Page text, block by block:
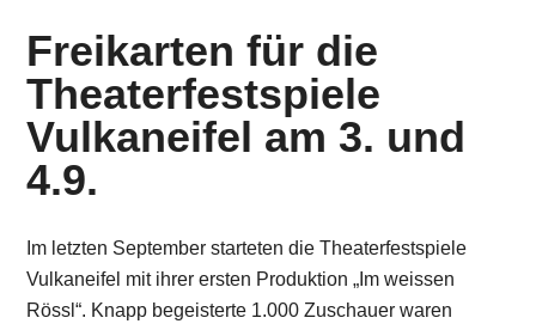
Freikarten für die
Theaterfestspiele
Vulkaneifel am 3. und
4.9.
Im letzten September starteten die Theaterfestspiele
Vulkaneifel mit ihrer ersten Produktion „Im weissen
Rössl“. Knapp begeisterte 1.000 Zuschauer waren